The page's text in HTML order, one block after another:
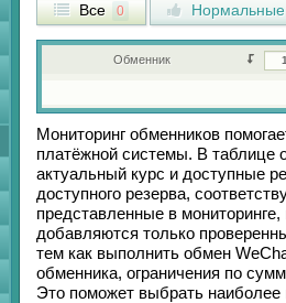
Все 0 Нормальные
Обменник
Мониторинг обменников
платёжной системы. В таблице
актуальный курс и доступные
доступного резерва,
представленные в
добавляются только
тем как выполнить обмен
обменника, ограничения по
Это поможет выбрать